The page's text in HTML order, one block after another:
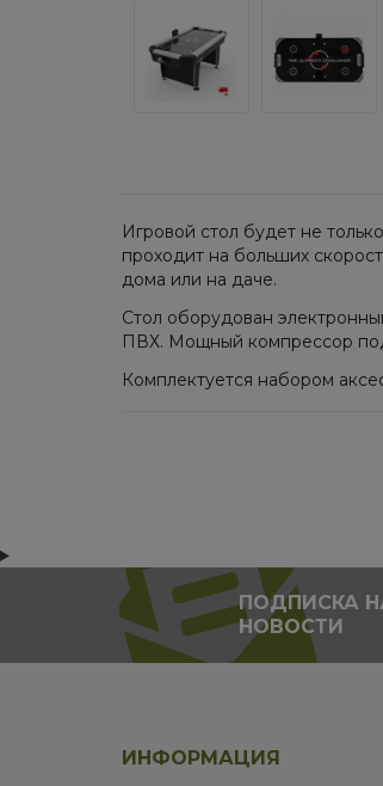
Игровой стол будет не
проходит на больших
дома или на даче.
Стол оборудован
ПВХ. Мощный компрессор
Комплектуется набором
ПОДПИСКА
НОВОСТИ
ИНФОРМАЦИЯ